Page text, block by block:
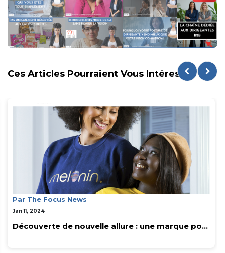
Ces Articles Pourraient Vous Intéresser
Par The Focus News
Jan 11, 2024
Découverte de nouvelle allure : une marque po...